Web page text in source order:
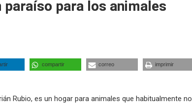
paraíso para los animales
compartir correo imprimir
Rubio, es un hogar para animales que habitualmente no